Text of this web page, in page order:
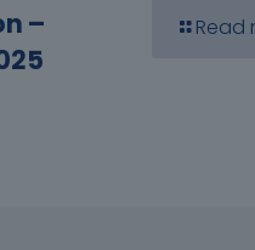
–
Read